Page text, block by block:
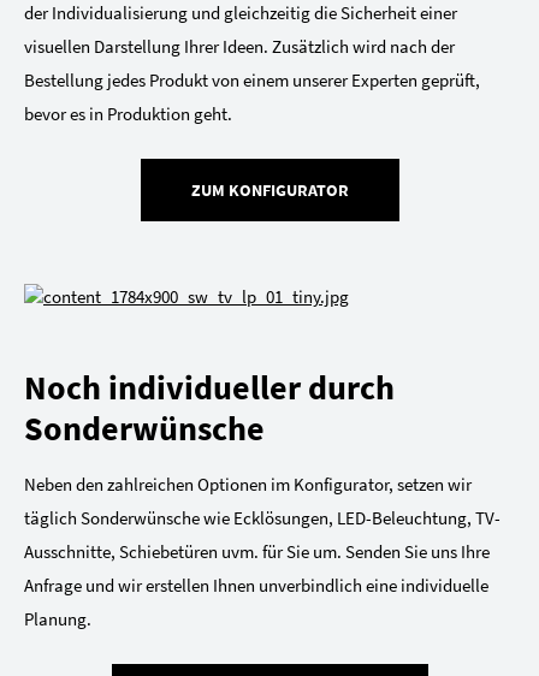
der Individualisierung und gleichzeitig die Sicherheit einer
visuellen Darstellung Ihrer Ideen. Zusätzlich wird nach der
Bestellung jedes Produkt von einem unserer Experten geprüft,
bevor es in Produktion geht.
ZUM KONFIGURATOR
Noch individueller durch
Sonderwünsche
Neben den zahlreichen Optionen im Konfigurator, setzen wir
täglich Sonderwünsche wie Ecklösungen, LED-Beleuchtung, TV-
Ausschnitte, Schiebetüren uvm. für Sie um. Senden Sie uns Ihre
Anfrage und wir erstellen Ihnen unverbindlich eine individuelle
Planung.